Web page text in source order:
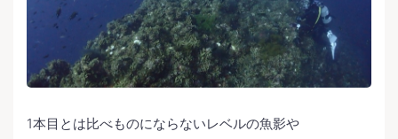
1本目とは比べものにならないレベルの魚影や